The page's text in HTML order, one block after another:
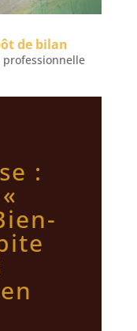
de bilan
professionnelle
: